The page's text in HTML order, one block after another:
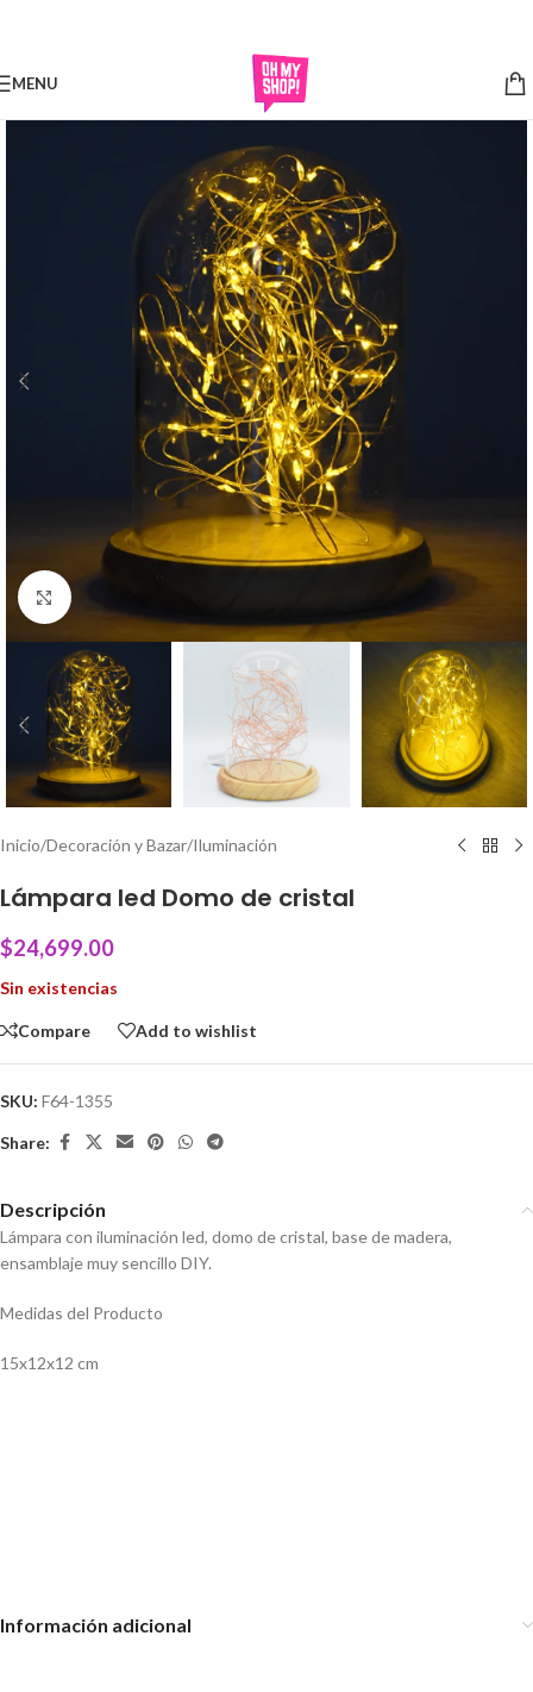
MENU
Click to enlarge
Inicio/Decoración y Bazar/Iluminación
Lámpara led Domo de cristal
$24,699.00
Sin existencias
Compare Add to wishlist
SKU: F64-1355
Share:
Descripción
Lámpara con iluminación led, domo de cristal, base de madera,
ensamblaje muy sencillo DIY.
Medidas del Producto
15x12x12 cm
Información adicional